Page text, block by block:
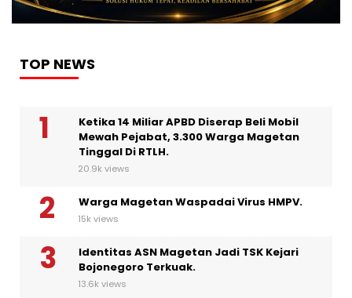
TOP NEWS
Ketika 14 Miliar APBD Diserap Beli Mobil
Mewah Pejabat, 3.300 Warga Magetan
Tinggal Di RTLH.
20.9k views
Warga Magetan Waspadai Virus HMPV.
15k views
Identitas ASN Magetan Jadi TSK Kejari
Bojonegoro Terkuak.
13.6k views